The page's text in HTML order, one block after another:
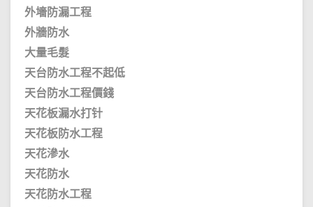
外墻防漏工程
外牆防水
大量毛髮
天台防水工程不起低
天台防水工程價錢
天花板漏水打针
天花板防水工程
天花滲水
天花防水
天花防水工程